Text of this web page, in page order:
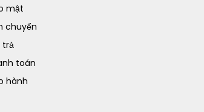
mật
chuyển
trả
toán
hành